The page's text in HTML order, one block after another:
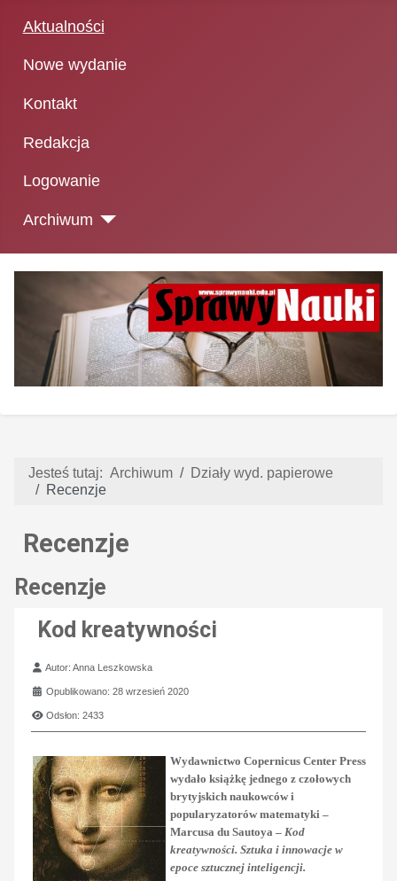
Aktualności
Nowe wydanie
Kontakt
Redakcja
Logowanie
Archiwum
Jesteś tutaj: Archiwum
Działy wyd. papierowe
Recenzje
Recenzje
Recenzje
Kod kreatywności
Szczegóły
Autor:Anna Leszkowska
Opublikowano: 28 wrzesień 2020
Odsłon: 2433
Wydawnictwo Copernicus Center Press
wydało książkę jednego z czołowych
brytyjskich naukowców i
popularyzatorów matematyki –
Marcusa du Sautoya – Kod
kreatywności. Sztuka i innowacje w
epoce sztucznej inteligencji.